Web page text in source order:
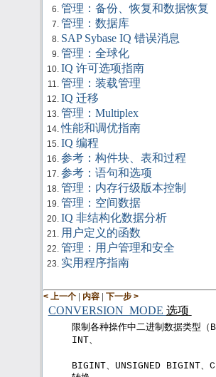
管理：备份、恢复和数据恢复
管理：数据库
SAP Sybase IQ 错误消息
管理：全球化
IQ 许可选项指南
管理：装载管理
IQ 迁移
管理：Multiplex
性能和调优指南
IQ 编程
参考：构件块、表和过程
参考：语句和选项
管理：内存行级版本控制
管理：空间数据
IQ 非结构化数据分析
用户定义的函数
管理：用户管理和安全
实用程序指南
< 上一个 | 内容 | 下一步 >
CONVERSION_MODE 选项
限制各种操作中二进制数据类型（
INT
BIGINT、 UNSIGNED BIGINT、